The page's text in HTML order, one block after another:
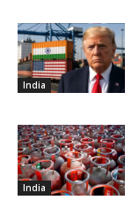
India
India